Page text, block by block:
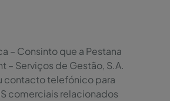
– Consinto que a Pestana
– Serviços de Gestão, S.A.
contacto telefónico para
comerciais relacionados